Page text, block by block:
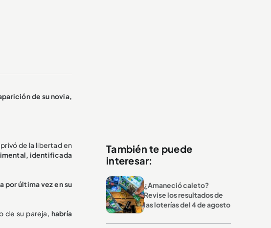
de su novia,
de la libertad en
identificada
por última vez en su
de su pareja, habría
También te puede
interesar:
¿Amaneció caleto?
Revise los resultados de
las loterías del 4 de agosto